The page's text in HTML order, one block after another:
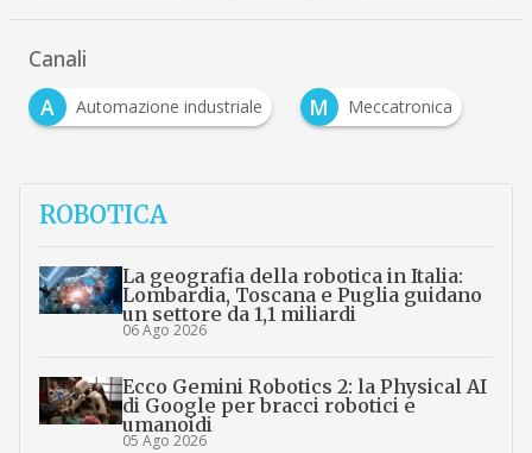
Canali
A
Automazione industriale M Meccatronica
ROBOTICA
La geografia della robotica in Italia:
Lombardia, Toscana e Puglia guidano
un settore da 1,1 miliardi
06 Ago 2026
Ecco Gemini Robotics 2: la Physical AI
di Google per bracci robotici e
umanoidi
05 Ago 2026